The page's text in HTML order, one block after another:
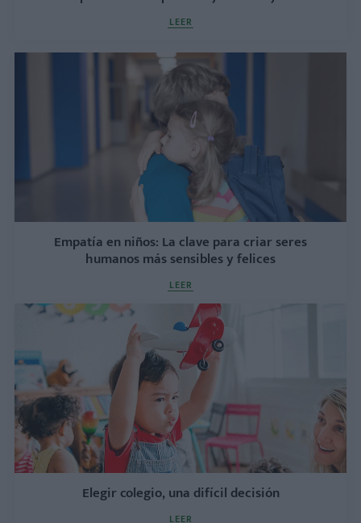
LEER
Empatía en niños: La clave para criar seres
humanos más sensibles y felices
LEER
Elegir colegio, una difícil decisión
LEER